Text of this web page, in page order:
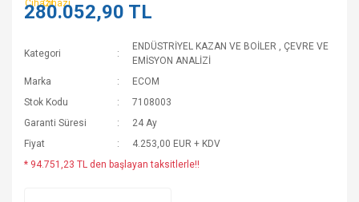
280.052,90 TL
Kategori
ENDÜSTRİYEL KAZAN VE BOİLER , ÇEVRE VE
EMİSYON ANALİZİ
Marka
ECOM
Stok Kodu
7108003
Garanti Süresi
24 Ay
Fiyat
4.253,00 EUR + KDV
* 94.751,23 TL den başlayan taksitlerle!!